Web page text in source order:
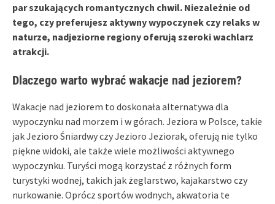
par szukających romantycznych chwil. Niezależnie od
tego, czy preferujesz aktywny wypoczynek czy relaks w
naturze, nadjeziorne regiony oferują szeroki wachlarz
atrakcji.
Dlaczego warto wybrać wakacje nad jeziorem?
Wakacje nad jeziorem to doskonała alternatywa dla
wypoczynku nad morzem i w górach. Jeziora w Polsce, takie
jak Jezioro Śniardwy czy Jezioro Jeziorak, oferują nie tylko
piękne widoki, ale także wiele możliwości aktywnego
wypoczynku. Turyści mogą korzystać z różnych form
turystyki wodnej, takich jak żeglarstwo, kajakarstwo czy
nurkowanie. Oprócz sportów wodnych, akwatoria te